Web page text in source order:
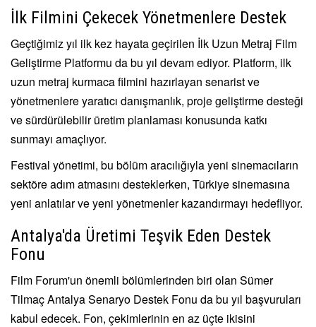
İlk Filmini Çekecek Yönetmenlere Destek
Geçtiğimiz yıl ilk kez hayata geçirilen İlk Uzun Metraj Film
Geliştirme Platformu da bu yıl devam ediyor. Platform, ilk
uzun metraj kurmaca filmini hazırlayan senarist ve
yönetmenlere yaratıcı danışmanlık, proje geliştirme desteği
ve sürdürülebilir üretim planlaması konusunda katkı
sunmayı amaçlıyor.
Festival yönetimi, bu bölüm aracılığıyla yeni sinemacıların
sektöre adım atmasını desteklerken, Türkiye sinemasına
yeni anlatılar ve yeni yönetmenler kazandırmayı hedefliyor.
Antalya'da Üretimi Teşvik Eden Destek
Fonu
Film Forum'un önemli bölümlerinden biri olan Sümer
Tilmaç Antalya Senaryo Destek Fonu da bu yıl başvuruları
kabul edecek. Fon, çekimlerinin en az üçte ikisini